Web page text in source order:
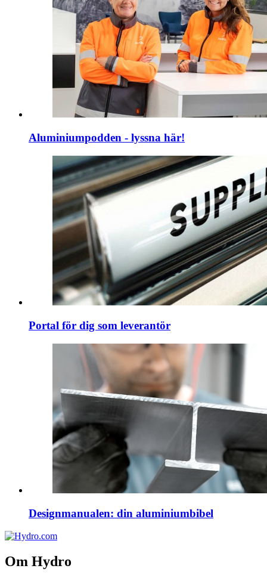
Aluminiumpodden - lyssna här!
Portal för dig som leverantör
Designmanualen: din aluminiumbibel
Om Hydro